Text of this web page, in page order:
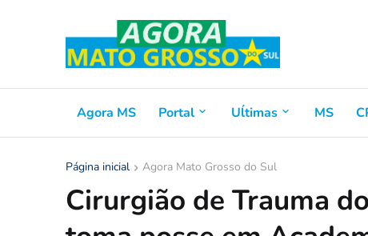
Agora MS Portal Uĺtimas MS
Página inicial Agora Mato Grosso do Sul
Cirurgião de Trauma